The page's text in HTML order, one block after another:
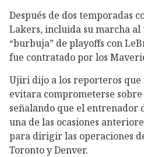
Después de dos temporadas
Lakers, incluida su marcha al
“burbuja” de playoffs con
fue contratado por los
Ujiri dijo a los reporteros que
evitara comprometerse
señalando que el entrenador
una de las ocasiones
para dirigir las operaciones
Toronto y Denver.